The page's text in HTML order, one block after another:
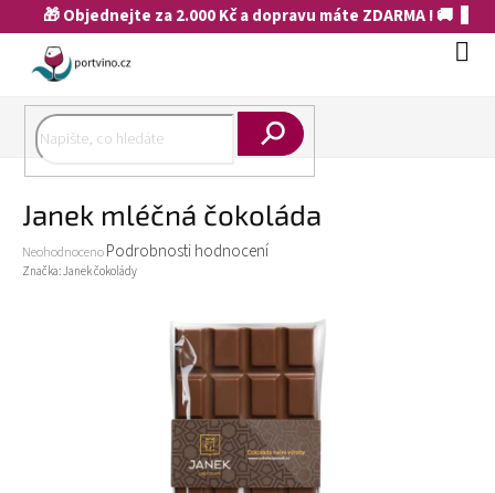
na
🎁 Objednejte za 2.000 Kč a dopravu máte ZDARMA ! 🚚
Janek mléčná čokoláda
Průměrné
hodnocení
NeohodnocenoPodrobnosti hodnocení
Značka:Janek čokolády